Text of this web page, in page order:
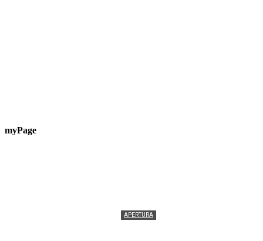
myPage
APERTURA